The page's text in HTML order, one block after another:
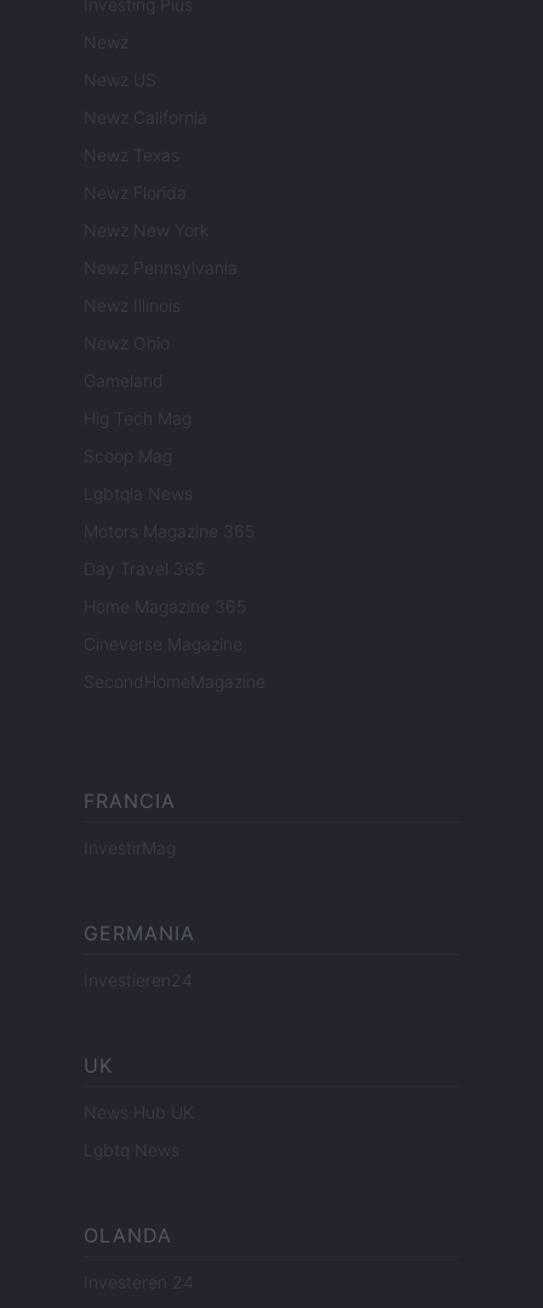
Investing Plus
Newz
Newz US
Newz California
Newz Texas
Newz Florida
Newz New York
Newz Pennsylvania
Newz Illinois
Newz Ohio
Gameland
Hig Tech Mag
Scoop Mag
Lgbtqia News
Motors Magazine 365
Day Travel 365
Home Magazine 365
Cineverse Magazine
SecondHomeMagazine
FRANCIA
InvestirMag
GERMANIA
Investieren24
UK
News Hub UK
Lgbtq News
OLANDA
Investeren 24